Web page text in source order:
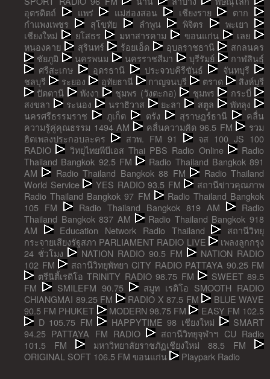
อุตรดิตถ์
แพร่ แม่ฮ่องสอน เชียงราย
ตาก
กำแพงเพชร
สุโขทัย ลำพูน พิจิตร
พะเยา
เชียงใหม่
ยโสธร มหาสารคาม ขอนแก่น
เลย
หนองคาย
สุรินทร์ ร้อยเอ็ด อุบลราชธานี
สกลนคร
ชัยภูมิ
นครพนม นครราชสีมา บุรีรัมย์
กาฬสินธุ์
ศรีสะเกษ
อุดรธานี ประจวบคีรีขันธ์
จันทบุรี
ชลบุรี
ระยอง อุทัยธานี กาญจนบุรี ตราด
สิงห์บุรี
ปัตตานี
พังงา ชุมพร (วังตะกอ) ชุมพร
กระบี่
สงขลา
ระนอง นราธิวาส ยะลา สตูล
พัทลุง
นครศรีธรรมราช
ภูเก็ต ตรัง สุราษฎร์ธานี
คลื่น
ความรู้คู่คุณธรรม 1494 AM
คลื่นความคิด 96.5 FM
รวม
ฮิตเพลงประกอบละคร
สวพ. FM 91
จส 100 JS 100
RADIO
วิทยุไทยพีบีเอส Thai PBS Radio Online
Radio
Thailand Bangkok 92.5 FM
Radio Thailand Bangkok 891
AM
Radio Thailand Bangkok 88 FM
Radio Thailand
World Service
YES RADIO 93.5 FM
สถานีข่าวคุณภาพ
Radio Thailand Bangkok 97 FM
Radio Thailand Bangkok
105 FM
Radio Thailand Bangkok 819 AM
Radio
Thailand Bangkok 837 AM
Radio Thailand Bangkok 918
AM
Education Network Radio Thailand
สถานีวิทยุ
กระจายเสียงรัฐสภา PARLIAMENT RADIO LIVE
เพลงลูกกรุง
24 ชั่วโมง
NATION RADIO 90.5 FM
NATION RADIO
102 FM
สถานีวิทยุพัทยา CITY RADIO PATTAYA 90.25 FM
ตรีนิตี้เรดิโอ TRINITY RADIO 98.75 FM
SWEET 89.5
FM
SMILEFM 90.75
สมูท เรดิโอ SMOOTH RADIO
CHIANGMAI 89.25 FM
RADIO X 87.5 FM
BLUE WAVE
90.5 FM PHUKET
MODERN 98.75 FM
EASY FM 102.5
D 105.75 FM
HAPPYTIME 98 เชียงใหม่
SMART
94.25 PATTAYA FM RADIO
สถานีวิทยุจุฬาฯ CU Radio
101.5 FM
มหาวิทยาลัยราชภัฏเชียงใหม่ 88.5 FM
ORIGINAL SOFT 106.5 FM ขอนแก่น
Playpark Radio